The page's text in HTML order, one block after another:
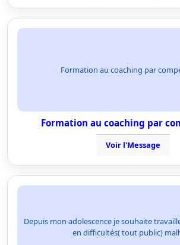
Formation au coaching par
Formation au coaching par
Voir l'Message
Depuis mon adolescence je souhaite
en difficultés( tout public)